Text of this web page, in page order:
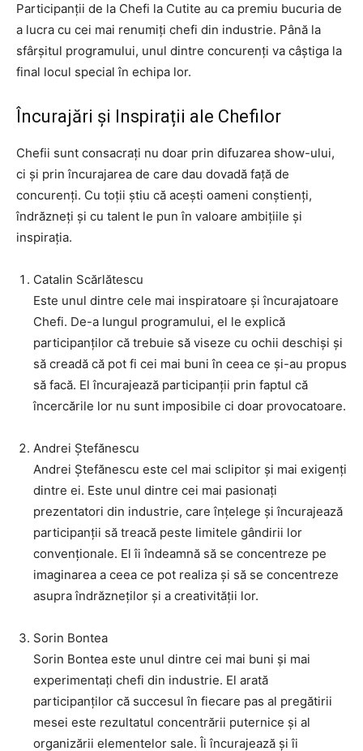
Participanții de la Chefi la Cutite au ca premiu bucuria de
a lucra cu cei mai renumiți chefi din industrie. Până la
sfârșitul programului, unul dintre concurenți va câștiga la
final locul special în echipa lor.
Încurajări și Inspirații ale Chefilor
Chefii sunt consacrați nu doar prin difuzarea show-ului,
ci și prin încurajarea de care dau dovadă față de
concurenți. Cu toții știu că acești oameni conștienți,
îndrăzneți și cu talent le pun în valoare ambițiile și
inspirația.
Catalin Scărlătescu
Este unul dintre cele mai inspiratoare și încurajatoare
Chefi. De-a lungul programului, el le explică
participanților că trebuie să viseze cu ochii deschiși și
să creadă că pot fi cei mai buni în ceea ce și-au propus
să facă. El încurajează participanții prin faptul că
încercările lor nu sunt imposibile ci doar provocatoare.
Andrei Ștefănescu
Andrei Ștefănescu este cel mai sclipitor și mai exigenți
dintre ei. Este unul dintre cei mai pasionați
prezentatori din industrie, care înțelege și încurajează
participanții să treacă peste limitele gândirii lor
convenționale. El îi îndeamnă să se concentreze pe
imaginarea a ceea ce pot realiza și să se concentreze
asupra îndrăzneților și a creativității lor.
Sorin Bontea
Sorin Bontea este unul dintre cei mai buni și mai
experimentați chefi din industrie. El arată
participanților că succesul în fiecare pas al pregătirii
mesei este rezultatul concentrării puternice și al
organizării elementelor sale. Îi încurajează și îi